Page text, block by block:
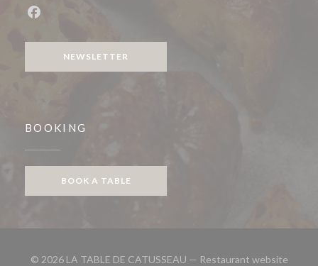
NEWSLETTER
BOOKING
BOOK A TABLE
© 2026 LA TABLE DE CATUSSEAU — Restaurant website